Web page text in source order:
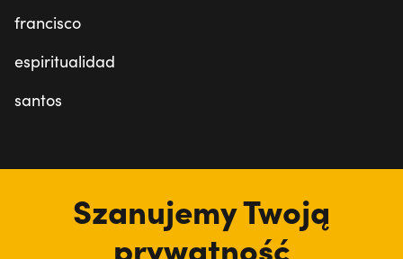
francisco
espiritualidad
santos
Szanujemy Twoją
prywatność